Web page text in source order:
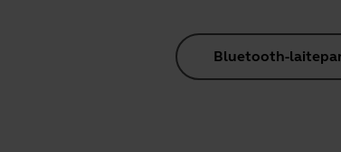
Bluetooth-